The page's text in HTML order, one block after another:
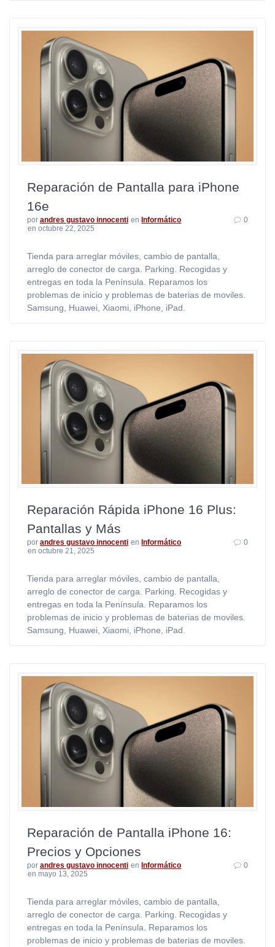
Reparación de Pantalla para iPhone
16e
por andres gustavo innocenti enInformático
en octubre 22, 2025
0
Tienda para arreglar móviles, cambio de pantalla,
arreglo de conector de carga. Parking. Recogidas y
entregas en toda la Península. Reparamos los
problemas de inicio y problemas de baterias de moviles.
Samsung, Huawei, Xiaomi, iPhone, iPad.
Reparación Rápida iPhone 16 Plus:
Pantallas y Más
por andres gustavo innocenti en Informático
en octubre 21, 2025
0
Tienda para arreglar móviles, cambio de pantalla,
arreglo de conector de carga. Parking. Recogidas y
entregas en toda la Península. Reparamos los
problemas de inicio y problemas de baterias de moviles.
Samsung, Huawei, Xiaomi, iPhone, iPad.
Reparación de Pantalla iPhone 16:
Precios y Opciones
por andres gustavo innocenti en Informático
en mayo 13, 2025
0
Tienda para arreglar móviles, cambio de pantalla,
arreglo de conector de carga. Parking. Recogidas y
entregas en toda la Península. Reparamos los
problemas de inicio y problemas de baterias de moviles.